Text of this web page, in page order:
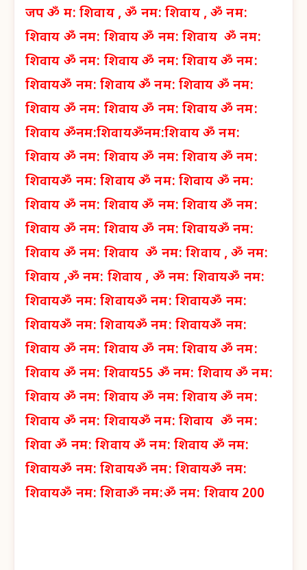
जप ॐ म: शिवाय , ॐ नम: शिवाय , ॐ नम:
शिवाय ॐ नम: शिवाय ॐ नम: शिवायॐ नम:
शिवाय ॐ नम: शिवाय ॐ नम: शिवायॐ नम:
शिवायॐ नम: शिवायॐ नम: शिवाय ॐ नम:
शिवाय ॐ नम: शिवाय ॐ नम: शिवायॐ नम:
शिवाय ॐनम:शिवायॐनम:शिवायॐ नम:
शिवाय ॐ नम: शिवाय ॐ नम: शिवायॐ नम:
शिवायॐ नम: शिवायॐ नम: शिवाय ॐ नम:
शिवाय ॐ नम: शिवाय ॐ नम: शिवायॐ नम:
शिवाय ॐ नम: शिवाय ॐ नम: शिवायॐ नम:
शिवाय ॐ नम: शिवाय ॐ नम: शिवाय , ॐ नम:
शिवाय ,ॐ नम: शिवाय , ॐ नम: शिवायॐ नम:
शिवायॐ नम: शिवायॐ नम: शिवायॐ नम:
शिवायॐ नम: शिवायॐ नम: शिवायॐ नम:
शिवाय ॐ नम: शिवाय ॐ नम: शिवायॐ नम:
शिवाय ॐ नम: शिवाय55 ॐ नम: शिवाय ॐ नम:
शिवाय ॐ नम: शिवाय ॐ नम: शिवायॐ नम:
शिवाय ॐ नम: शिवायॐ नम: शिवाय ॐ नम:
शिवा ॐ नम: शिवायॐ नम: शिवाय ॐ नम:
शिवायॐ नम: शिवायॐ नम: शिवायॐ नम:
शिवायॐ नम: शिवाॐ नम:ॐ नम: शिवाय 200